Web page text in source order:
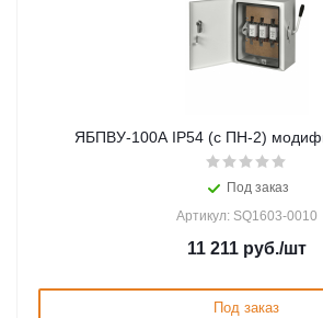
ЯБПВУ-100А IP54 (с ПН-2)
Под заказ
Артикул: SQ1603-0010
11 211руб./шт
Под заказ